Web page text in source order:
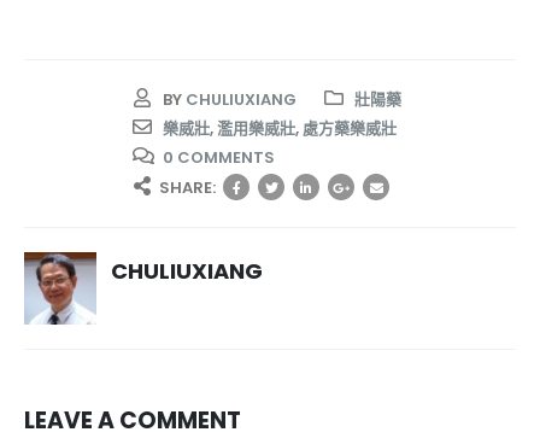
BY CHULIUXIANG
壯陽藥
樂威壯,濫用樂威壯,處方藥樂威壯
0 COMMENTS
SHARE:
CHULIUXIANG
LEAVE A COMMENT